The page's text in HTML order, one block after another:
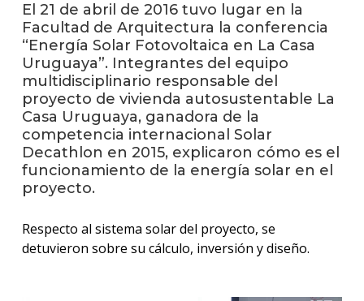
en
los
El 21 de abril de 2016 tuvo lugar en la
Facultad de Arquitectura la conferencia
“Energía Solar Fotovoltaica en La Casa
Uruguaya”. Integrantes del equipo
multidisciplinario responsable del
proyecto de vivienda autosustentable La
Casa Uruguaya, ganadora de la
competencia internacional Solar
Decathlon en 2015, explicaron cómo es el
funcionamiento de la energía solar en el
proyecto.
Respecto al sistema solar del proyecto, se
detuvieron sobre su cálculo, inversión y diseño.